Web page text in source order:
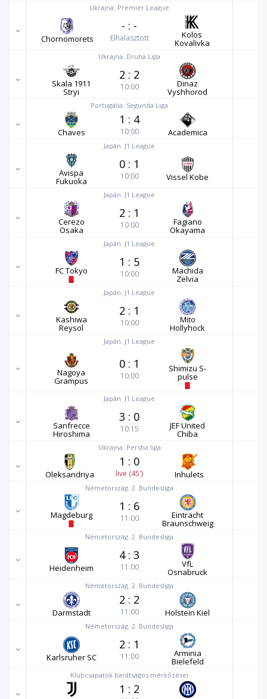
Ukrajna. Premier League
Chornomorets
- : -
Elhalasztott Kolos
Kovalivka
Ukrajna. Druha Liga
Skala 1911
Stryi
2 : 2
10:00 Dinaz
Vyshhorod
Portugália. Segunda Liga
Chaves
1 : 4
10:00 Academica
Japán. J1 League
Avispa
Fukuoka
0 : 1
10:00 Vissel Kobe
Japán. J1 League
Cerezo
Osaka
2 : 1
10:00 Fagiano
Okayama
Japán. J1 League
FC Tokyo
1 : 5
10:00 Machida
Zelvia
Japán. J1 League
Kashiwa
Reysol
2 : 1
10:00 Mito
Hollyhock
Japán. J1 League
Nagoya
Grampus
0 : 1
10:00
Shimizu S-
pulse
Japán. J1 League
Sanfrecce
Hiroshima
3 : 0
10:15 JEF United
Chiba
Ukrajna. Persha liga
Oleksandriya
1 : 0
live (45') Inhulets
Németország. 2. Bundesliga
Magdeburg
1 : 6
11:00 Eintracht
Braunschweig
Németország. 2. Bundesliga
Heidenheim
4: 3
11:00 VfL
Osnabruck
Németország. 2. Bundesliga
Darmstadt
2 : 2
11:00 Holstein Kiel
Németország. 2. Bundesliga
Karlsruher SC
2 : 1
11:00 Arminia
Bielefeld
Klubcsapatok barátságos mérkőzései
1 : 2